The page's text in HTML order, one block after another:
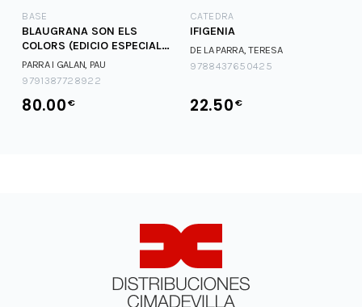
BASE
BLAUGRANA SON ELS
COLORS (EDICIO ESPECIAL
DE COL·LECCIONISTA
PARRA I GALAN, PAU
9791387728922
80.00€
CATEDRA
IFIGENIA
DE LA PARRA, TERESA
9788437650425
22.50€